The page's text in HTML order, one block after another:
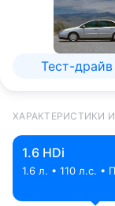
Тест-драйв
ХАРАКТЕРИСТИКИ
1.6 HDi
1.6 л. • 110 л.с. •